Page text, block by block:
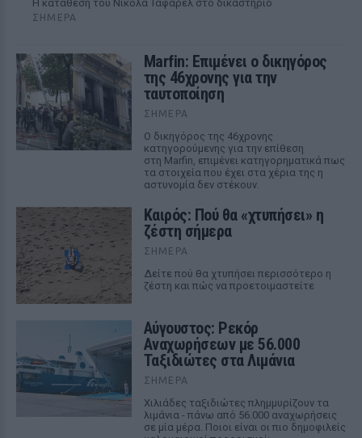
Η κατάθεση του Νικολά Ταφαρέλ στο δικαστήριο
ΣΉΜΕΡΑ
Marfin: Επιμένει ο δικηγόρος
της 46χρονης για την
ταυτοποίηση
ΣΉΜΕΡΑ
Ο δικηγόρος της 46χρονης
κατηγορούμενης για την επίθεση
στη Marfin, επιμένει κατηγορηματικά πως
τα στοιχεία που έχει στα χέρια της η
αστυνομία δεν στέκουν.
Καιρός: Πού θα «χτυπήσει» η
ζέστη σήμερα
ΣΉΜΕΡΑ
Δείτε πού θα χτυπήσει περισσότερο η
ζέστη και πώς να προετοιμαστείτε
Αύγουστος: Ρεκόρ
Αναχωρήσεων με 56.000
Ταξιδιώτες στα Λιμάνια
ΣΉΜΕΡΑ
Χιλιάδες ταξιδιώτες πλημμυρίζουν τα
λιμάνια - πάνω από 56.000 αναχωρήσεις
σε μία μέρα. Ποιοι είναι οι πιο δημοφιλείς